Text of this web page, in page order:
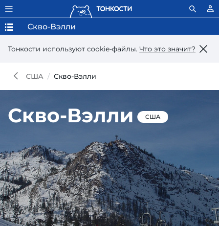
Тонкости используют сookie-файлы. Что это значит?
Скво-Вэлли
США Скво-Вэлли
Скво-Вэлли США